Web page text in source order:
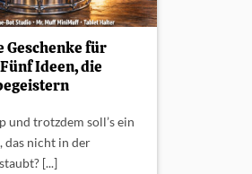
Geschenke für
Ideen, die
und trotzdem soll’s ein
das nicht in der
[...]